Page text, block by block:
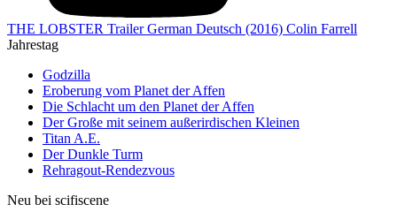
THE LOBSTER Trailer German Deutsch (2016) Colin Farrell
Jahrestag
Godzilla
Eroberung vom Planet der Affen
Die Schlacht um den Planet der Affen
Der Große mit seinem außerirdischen Kleinen
Titan A.E.
Der Dunkle Turm
Rehragout-Rendezvous
Neu bei scifiscene